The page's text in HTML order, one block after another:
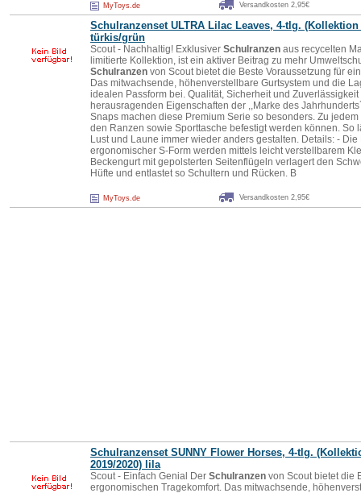
MyToys.de Versandkosten 2,95€
Schulranzenset ULTRA Lilac Leaves, 4-tlg. (Kollektion
türkis/grün
Scout - Nachhaltig! Exklusiver Schulranzen aus recycelten
limitierte Kollektion, ist ein aktiver Beitrag zu mehr
Schulranzen von Scout bietet die Beste Voraussetzung für
Das mitwachsende, höhenverstellbare Gurtsystem und die
idealen Passform bei. Qualität, Sicherheit und
herausragenden Eigenschaften der ,,Marke des
Snaps machen diese Premium Serie so besonders. Zu
den Ranzen sowie Sporttasche befestigt werden können. So
Lust und Laune immer wieder anders gestalten. Details: -
ergonomischer S-Form werden mittels leicht verstellbarem
Beckengurt mit gepolsterten Seitenflügeln verlagert den
Hüfte und entlastet so Schultern und Rücken. B
MyToys.de Versandkosten 2,95€
Schulranzenset SUNNY Flower Horses, 4-tlg.
2019/2020) lila
Scout - Einfach Genial Der Schulranzen von Scout bietet die
ergonomischen Tragekomfort. Das mitwachsende,